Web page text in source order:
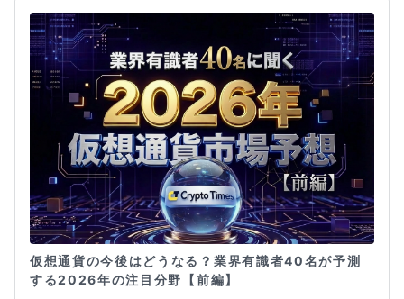
仮想通貨の今後はどうなる？業界有識者40名が予測
する2026年の注目分野【前編】